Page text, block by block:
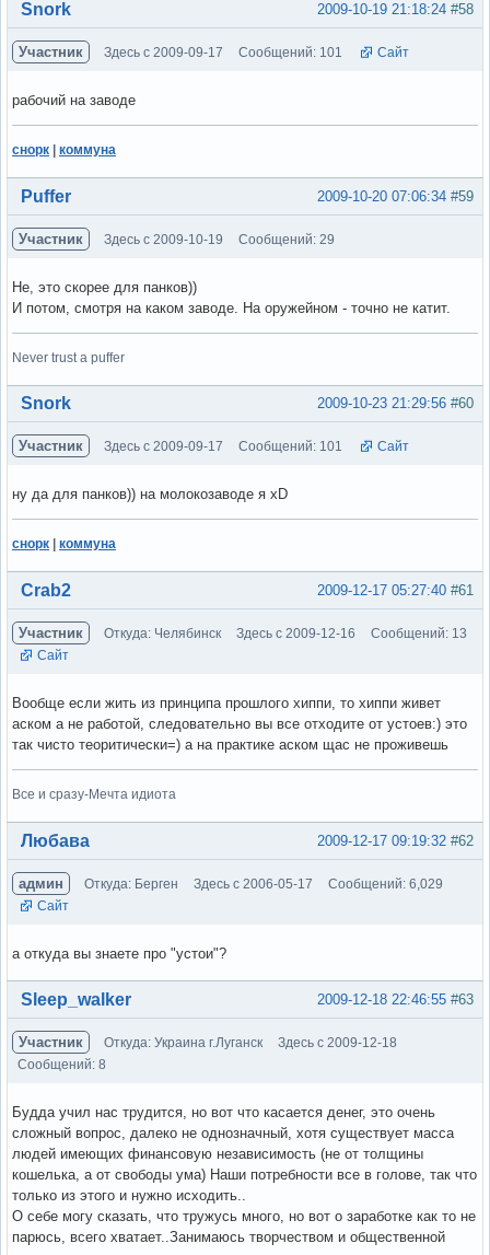
Вне форума #58
2009-10-19 21:18:24
Snork
Участник Здесь с 2009-09-17 Сообщений: 101 Сайт
рабочий на заводе
снорк | коммуна
Вне форума #59
2009-10-20 07:06:34
Puffer
Участник Здесь с 2009-10-19 Сообщений: 29
Не, это скорее для панков))
И потом, смотря на каком заводе. На оружейном - точно не катит.
Never trust a puffer
Вне форума #60
2009-10-23 21:29:56
Snork
Участник Здесь с 2009-09-17 Сообщений: 101 Сайт
ну да для панков)) на молокозаводе я xD
снорк коммуна
Вне форума #61
2009-12-17 05:27:40
Crab2
Участник Откуда: Челябинск Здесь с 2009-12-16
Сообщений: 13
Сайт
Вообще если жить из принципа прошлого хиппи, то хиппи живет
аском а не работой, следовательно вы все отходите от устоев:) это
так чисто теоритически=) а на практике аском щас не проживешь
Все и сразу-Мечта идиота
Вне форума #62
2009-12-17 09:19:32
Любава
админ Откуда: Берген Здесь с 2006-05-17
Сообщений: 6,029
Сайт
а откуда вы знаете про "устои"?
Вне форума #63
2009-12-18 22:46:55
Sleep_walker
Участник Откуда: Украина г.Луганск
Здесь с 2009-12-18
Сообщений: 8
Будда учил нас трудится, но вот что касается денег, это очень
сложный вопрос, далеко не однозначный, хотя существует масса
людей имеющих финансовую независимость (не от толщины
кошелька, а от свободы ума) Наши потребности все в голове, так что
только из этого и нужно исходить..
О себе могу сказать, что тружусь много, но вот о заработке как то не
парюсь, всего хватает..Занимаюсь творчеством и общественной